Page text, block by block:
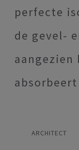
perfecte
de gevel-
aangezien
ARCHITECT